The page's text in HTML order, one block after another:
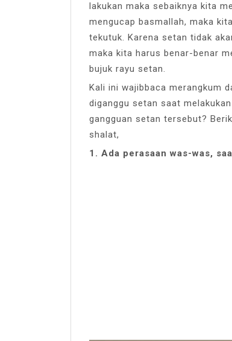
lakukan maka sebaiknya kita
mengucap basmallah, maka
tekutuk. Karena setan tidak
maka kita harus benar-benar
bujuk rayu setan.
Kali ini wajibbaca merangkum
diganggu setan saat
gangguan setan tersebut?
shalat,
1. Ada perasaan was-was,